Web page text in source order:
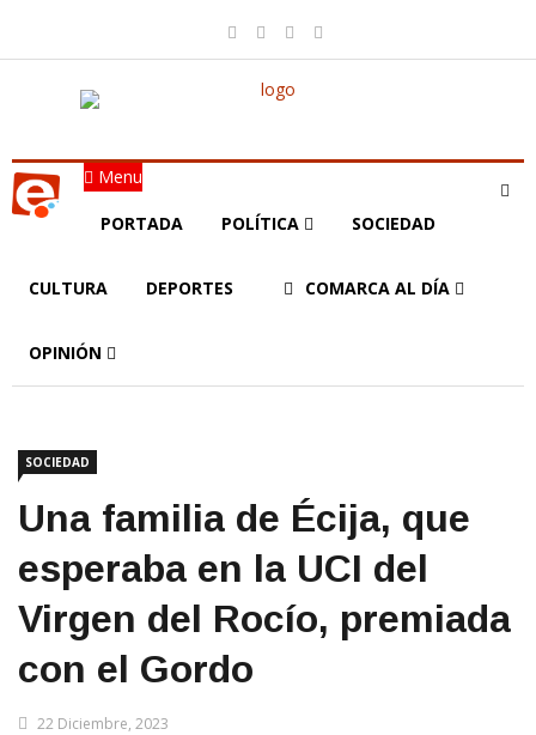
Menu
PORTADA POLÍTICA SOCIEDAD
CULTURA DEPORTES COMARCA AL DÍA
OPINIÓN
SOCIEDAD
Una familia de Écija, que
esperaba en la UCI del
Virgen del Rocío, premiada
con el Gordo
22 Diciembre, 2023